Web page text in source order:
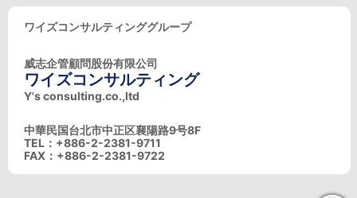
ワイズコンサルティンググループ
威志企管顧問股份有限公司
ワイズコンサルティング
Y's consulting.co.,ltd
中華民国台北市中正区襄陽路9号8F
TEL：+886-2-2381-9711
FAX：+886-2-2381-9722